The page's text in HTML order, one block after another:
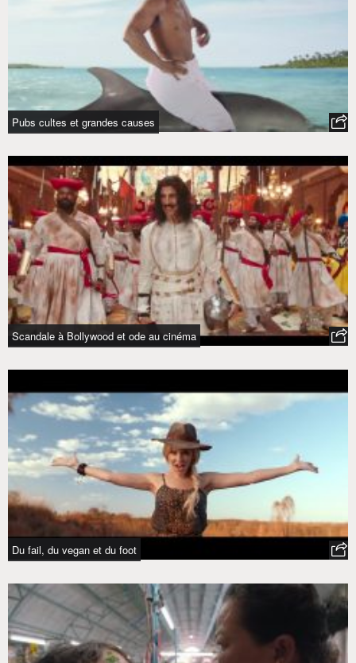
Pubs cultes et grandes causes
Scandale à Bollywood et ode au cinéma
Du fail, du vegan et du foot